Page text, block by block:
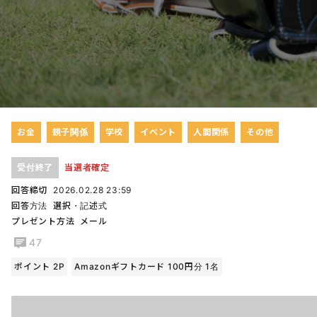
お金 親子関係 学校 イベント 人間関係 その他
受付終了 当選者確定
回答締切
2026.02.28 23:59
回答方法 選択・記述式
プレゼント方法
メール
47
ポイント 2P Amazonギフトカード 100円分 1名